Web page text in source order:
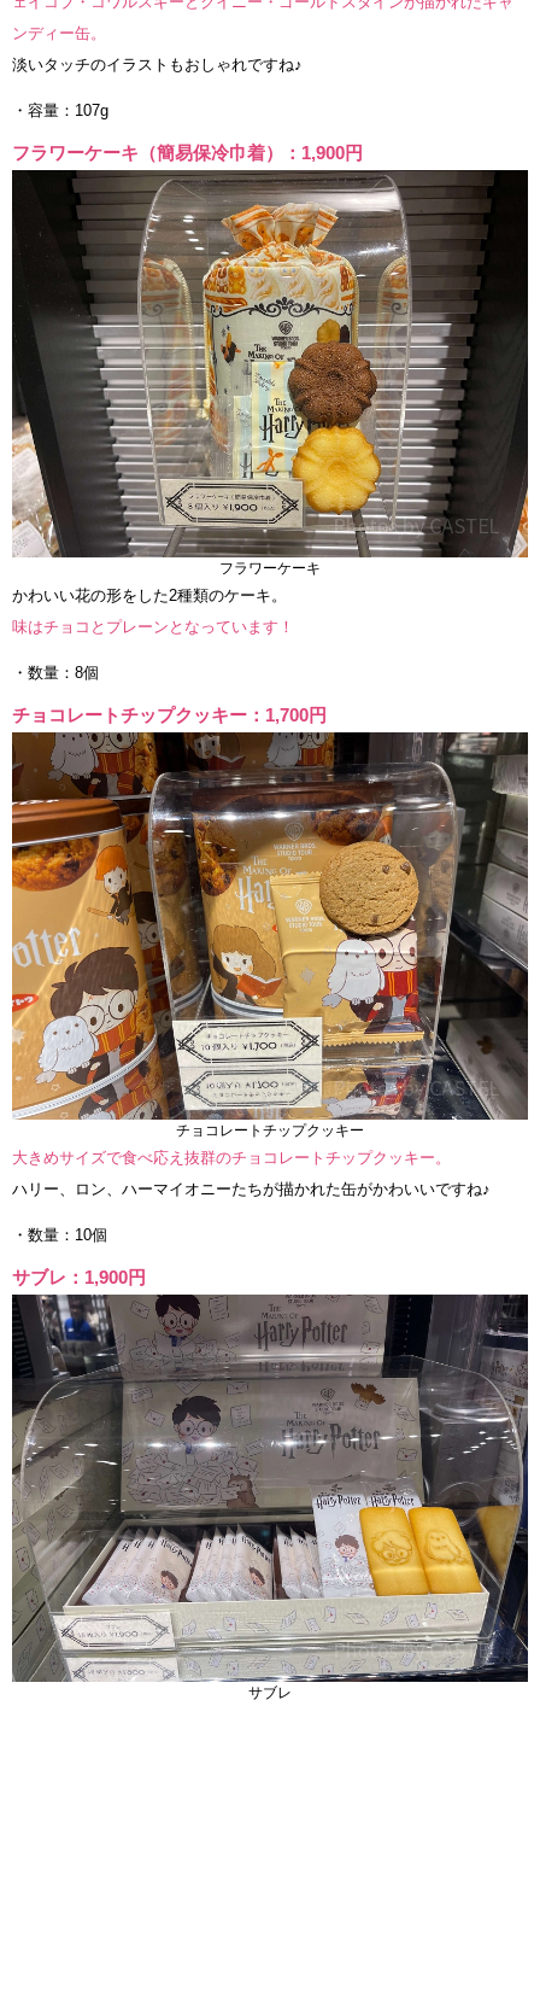
ンディー缶。
淡いタッチのイラストもおしゃれですね♪
・容量：107g
フラワーケーキ（簡易保冷巾着）：1,900円
フラワーケーキ
かわいい花の形をした2種類のケーキ。
味はチョコとプレーンとなっています！
・数量：8個
チョコレートチップクッキー：1,700円
チョコレートチップクッキー
大きめサイズで食べ応え抜群のチョコレートチップクッキー。
ハリー、ロン、ハーマイオニーたちが描かれた缶がかわいいですね♪
・数量：10個
サブレ：1,900円
サブレ